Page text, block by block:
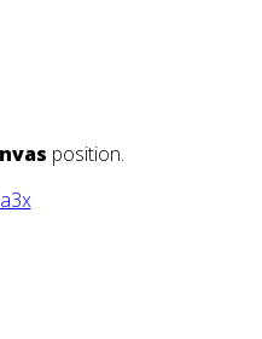
position.